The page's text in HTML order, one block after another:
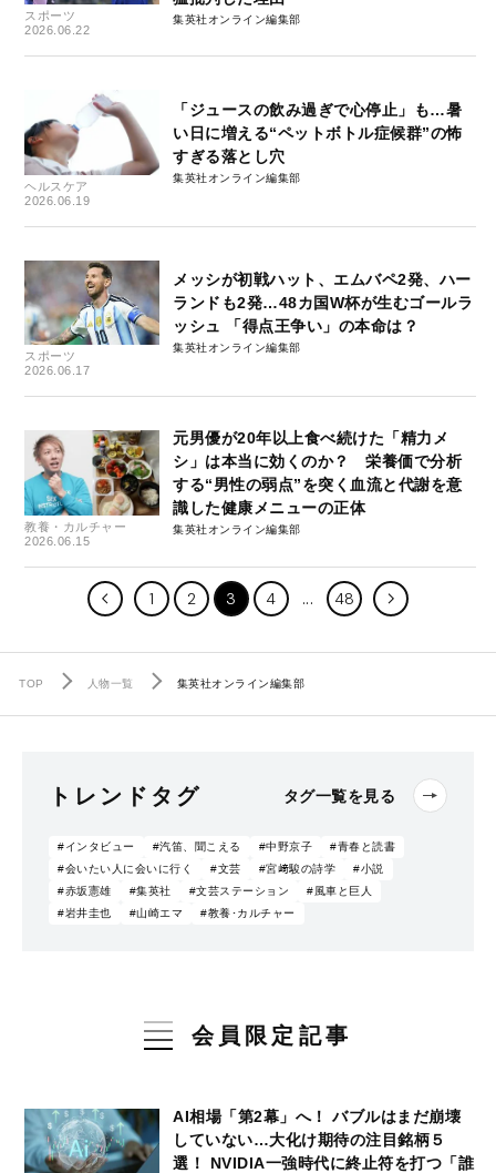
スポーツ
2026.06.22
集英社オンライン編集部
ヘルスケア
2026.06.19
「ジュースの飲み過ぎで心停止」も…暑
い日に増える“ペットボトル症候群”の怖
すぎる落とし穴
集英社オンライン編集部
スポーツ
2026.06.17
メッシが初戦ハット、エムバペ2発、ハー
ランドも2発…48カ国W杯が生むゴールラ
ッシュ 「得点王争い」の本命は？
集英社オンライン編集部
教養・カルチャー
2026.06.15
元男優が20年以上食べ続けた「精力メ
シ」は本当に効くのか？ 栄養価で分析
する“男性の弱点”を突く血流と代謝を意
識した健康メニューの正体
集英社オンライン編集部
1 2 3 4 48
TOP 人物一覧 集英社オンライン編集部
トレンドタグ タグ一覧を見る
#インタビュー #汽笛、聞こえる #中野京子
#青春と読書
#会いたい人に会いに行く
#文芸 #宮﨑駿の詩学
#小説
#赤坂憲雄
#集英社 #文芸ステーション
#風車と巨人
#岩井圭也
#山崎エマ #教養･カルチャー
会員限定記事
AI相場「第2幕」へ！ バブルはまだ崩壊
していない…大化け期待の注目銘柄５
選！ NVIDIA一強時代に終止符を打つ「誰